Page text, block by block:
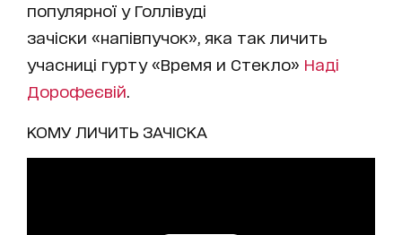
популярної у Голлівуді
зачіски «напівпучок», яка так личить
учасниці гурту «Время и Стекло» Наді
Дорофеєвій
КОМУ ЛИЧИТЬ ЗАЧІСКА